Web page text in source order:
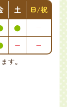
土
日/祝
●
ー
ー
ー
す。